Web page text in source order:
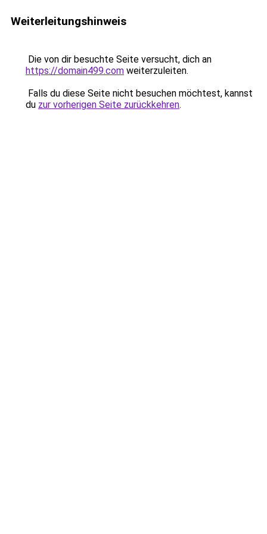
Weiterleitungshinweis
Die von dir besuchte Seite versucht, dich an
https://domain499.com weiterzuleiten.
Falls du diese Seite nicht besuchen möchtest, kannst
du zur vorherigen Seite zurückkehren.